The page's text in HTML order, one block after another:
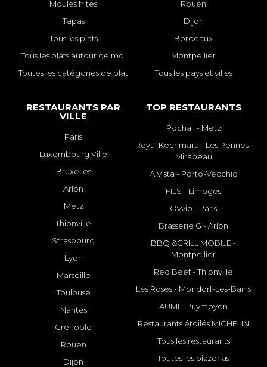
Moules frites
Tapas
Tous les plats
Tous les plats autour de moi
Toutes les catégories de plat
Rouen
Dijon
Bordeaux
Montpellier
Tous les pays et villes
RESTAURANTS PAR
VILLE
Paris
Luxembourg Ville
Bruxelles
Arlon
Metz
Thionville
Strasbourg
Lyon
Marseille
Toulouse
Nantes
Grenoble
Rouen
Dijon
TOP RESTAURANTS
Pocha ! - Metz
Royal Kechmara - Les Pennes-
Mirabeau
A Vista - Porto-Vecchio
FILS - Limoges
Ovvio - Paris
Brasserie G - Arlon
BBQ &GRILL MOBILE -
Montpellier
Red Beef - Thionville
Les Roses - Mondorf-Les-Bains
AUMI - Puymoyen
Restaurants étoilés MICHELIN
Tous les restaurants
Toutes les pizzerias